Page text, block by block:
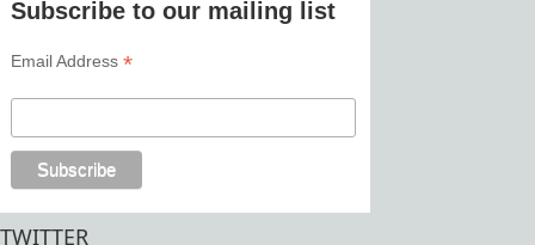
Subscribe to our mailing list
Email Address*
TWITTER